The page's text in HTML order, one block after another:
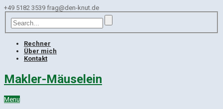
+49 5182 3539 frag@den-knut.de
Rechner
Über mich
Kontakt
Makler-Mäuselein
Menu